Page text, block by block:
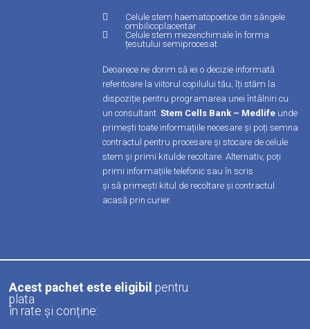
Celule stem haematopoetice din sângele
ombilicoplacentar
Celule stem mezenchimale în forma
țesutului semiprocesat
Deoarece ne dorim să iei o decizie informată
referitoare la viitorul copilului tău, îți stăm la
dispoziție pentru programarea unei întâlniri cu
un consultant Stem Cells Bank – Medlifeunde
primești toate informațiile necesare și poți semna
contractul pentru procesare și stocare de celule
stem și primi kitulde recoltare. Alternativ, poți
primi informațiile telefonic sau în scris
și să primești kitul de recoltare și contractul
acasă prin curier.
Acest pachet este eligibil pentru
plata
în rate și conține: